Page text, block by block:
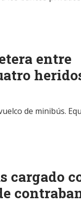
entre
de minibús.
cargado